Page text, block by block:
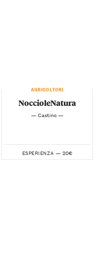
AGRICOLTORI
NoccioleNatura
— Castino —
ESPERIENZA — 20€